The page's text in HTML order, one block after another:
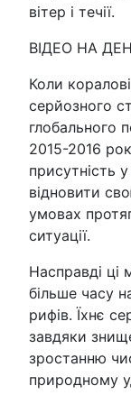
вітер і течії.
ВІДЕО НА
Коли
серйозного
глобального
2015-2016
присутність
відновити
умовах
ситуації.
Насправді ці
більше часу
рифів. Їхнє
завдяки
зростанню
природному